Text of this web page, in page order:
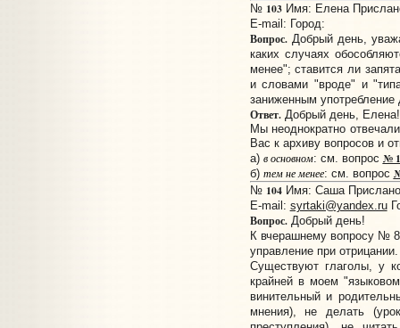
№ 103Имя: Елена
E-mail: Город:
Вопрос.Добрый день,
каких случаях
менее"; ставится ли
и словами "вроде" и
заниженным
Ответ.Добрый день, Елена!
Мы неоднократно
Вас к архиву вопросов и
а) в основном: см. вопрос №
б) тем не менее: см. вопрос
№ 104Имя: Саша
E-mail: syrtaki@yandex.ru
Вопрос.Добрый день!
К вчерашнему вопросу №
управление при отрицании.
Существуют глаголы, у
крайней в моем
винительный и
мнения), не делать